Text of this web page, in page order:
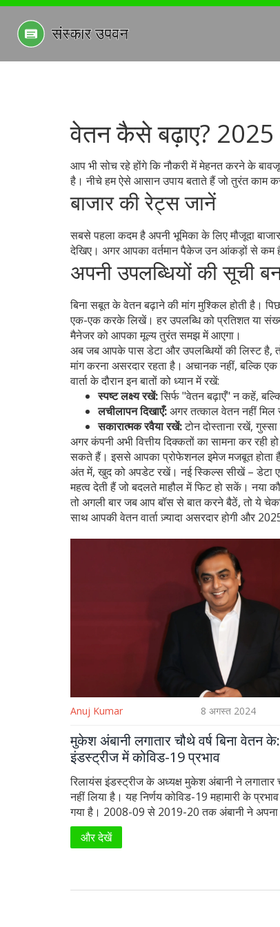
वेतन कैसे बढ़ाए? 2025
आप भी सोच रहे होंगे कि नौकरी में मेहनत करने के
है। नीचे हम ऐसे आसान उपाय बताते हैं जो तुरंत काम
बाजार की रेट्स जानें
सबसे पहला कदम है अपनी भूमिका के लिए मौजूदा
देखिए। अगर आपका वर्तमान पैकेज उन आंकड़ों से कम
अपनी उपलब्धियों की सूची
बिना सबूत के वेतन बढ़ाने की मांग मुश्किल होती है।
एक-एक करके लिखें। हर उपलब्धि को प्रतिशत या
मैनेजर को आपका मूल्य तुरंत समझ में आएगा।
अब जब आपके पास डेटा और उपलब्धियों की लिस्ट है, तो
मांग करना असरदार रहता है। अचानक नहीं, बल्कि
वार्ता के दौरान इन बातों को ध्यान में रखें:
स्पष्ट लक्ष्य रखें:सिर्फ "वेतन बढ़ाएँ" न कहें,
लचीलापन दिखाएँ:अगर तत्काल वेतन नहीं
सकारात्मक रवैया रखें:टोन दोस्ताना रखें,
अगर कंपनी अभी वित्तीय दिक्कतों का सामना कर
सकते हैं। इससे आपका प्रोफेशनल इमेज मजबूत होता है
अंत में, खुद को अपडेट रखें। नई स्किल्स सीखें – डेटा
महत्व देती हैं जो बदलते माहौल में फिट हो सकें। नया
तो अगली बार जब आप बॉस से बात करने बैठें, तो ये
साथ आपकी वेतन वार्ता ज़्यादा असरदार होगी और
Anuj Kumar 8 अगस्त 2024
मुकेश अंबानी लगातार चौथे वर्ष बिना वेतन
इंडस्ट्रीज में कोविड-19 प्रभाव
रिलायंस इंडस्ट्रीज के अध्यक्ष मुकेश अंबानी ने लगातार
नहीं लिया है। यह निर्णय कोविड-19 महामारी के
गया है। 2008-09 से 2019-20 तक अंबानी ने अपना
करोड़ रुपये पर सीमित रखा था। वित्तीय वर्ष 2023-24
भत्ते या लाभ नहीं लिया। उनकी संपत्ति 109 बिलियन
और देखें